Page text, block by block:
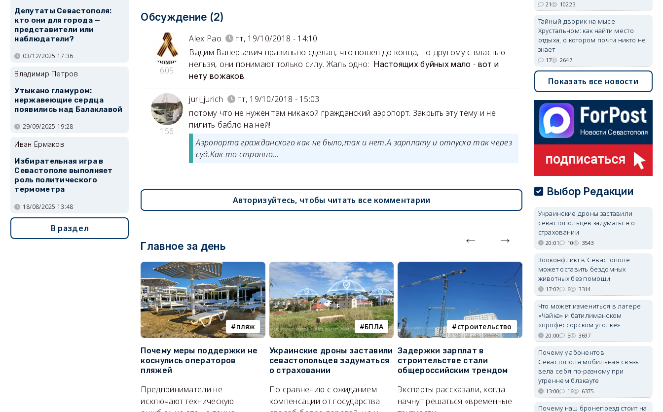
Обсуждение (2)
605
Alex Pao
пт, 19/10/2018 - 14:10
Вадим Валерьевич правильно сделал, что пошел до конца, по-другому с властью
нельзя, они понимают только силу. Жаль одно: Настоящих буйных мало - вот и
нету вожаков.
156
juri_jurich
пт, 19/10/2018 - 15:03
потому что не нужен там никакой гражданский аэропорт. Закрыть эту тему и не
пилить бабло на ней!
Аэропорта гражданского как не было,так и нет.А зарплату и отпуска так через
суд.Как то странно...
Авторизуйтесь, чтобы читать все комментарии
Главное за день
пляж
Почему меры поддержки не
коснулись операторов
пляжей
Предприниматели не
исключают техническую
БПЛА
Украинские дроны заставили
севастопольцев задуматься
о страховании
По сравнению с ожиданием
компенсации от государства
строительство
Задержки зарплат в
строительстве стали
общероссийским трендом
Эксперты рассказали, когда
начнут решаться «временные
фотореп
Тайный дворик на мысе
Хрустальном: как найти
место отдыха, о котором
почти никто не знает
Под стенами Галереи искусств
Депутаты Севастополя:
кто они для города —
представители или
наблюдатели?
03/12/2025 17:36
Владимир Петров
Утыкано гламуром:
нержавеющие сердца
появились над Балаклавой
29/09/2025 19:28
Иван Ермаков
Избирательная игра в
Севастополе выполняет
роль политического
термометра
18/08/2025 13:48
В раздел
21 10223
Тайный дворик на мысе
Хрустальном: как найти место
отдыха, о котором почти никто не
знает
17 2647
Показать все новости
Выбор Редакции
Украинские дроны заставили
севастопольцев задуматься о
страховании
20:01 10 3543
Зооконфликт в Севастополе
может оставить бездомных
животных без помощи
17:02 6 3314
Что может измениться в лагере
«Чайка» и батилиманском
«профессорском уголке»
20:00 5 3697
Почему у абонентов
Севастополя мобильная связь
вела себя по-разному при
утреннем блэкауте
13:00 16 6375
Почему наш бронепоезд стоит на